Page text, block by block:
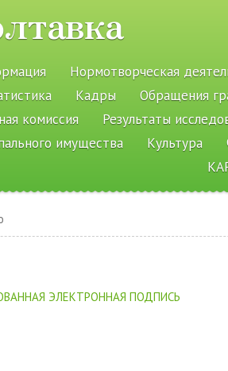
Нормотворческая
Кадры Обращения
комиссия
Результаты
имущества
Культура
ЭЛЕКТРОННАЯ ПОДПИСЬ